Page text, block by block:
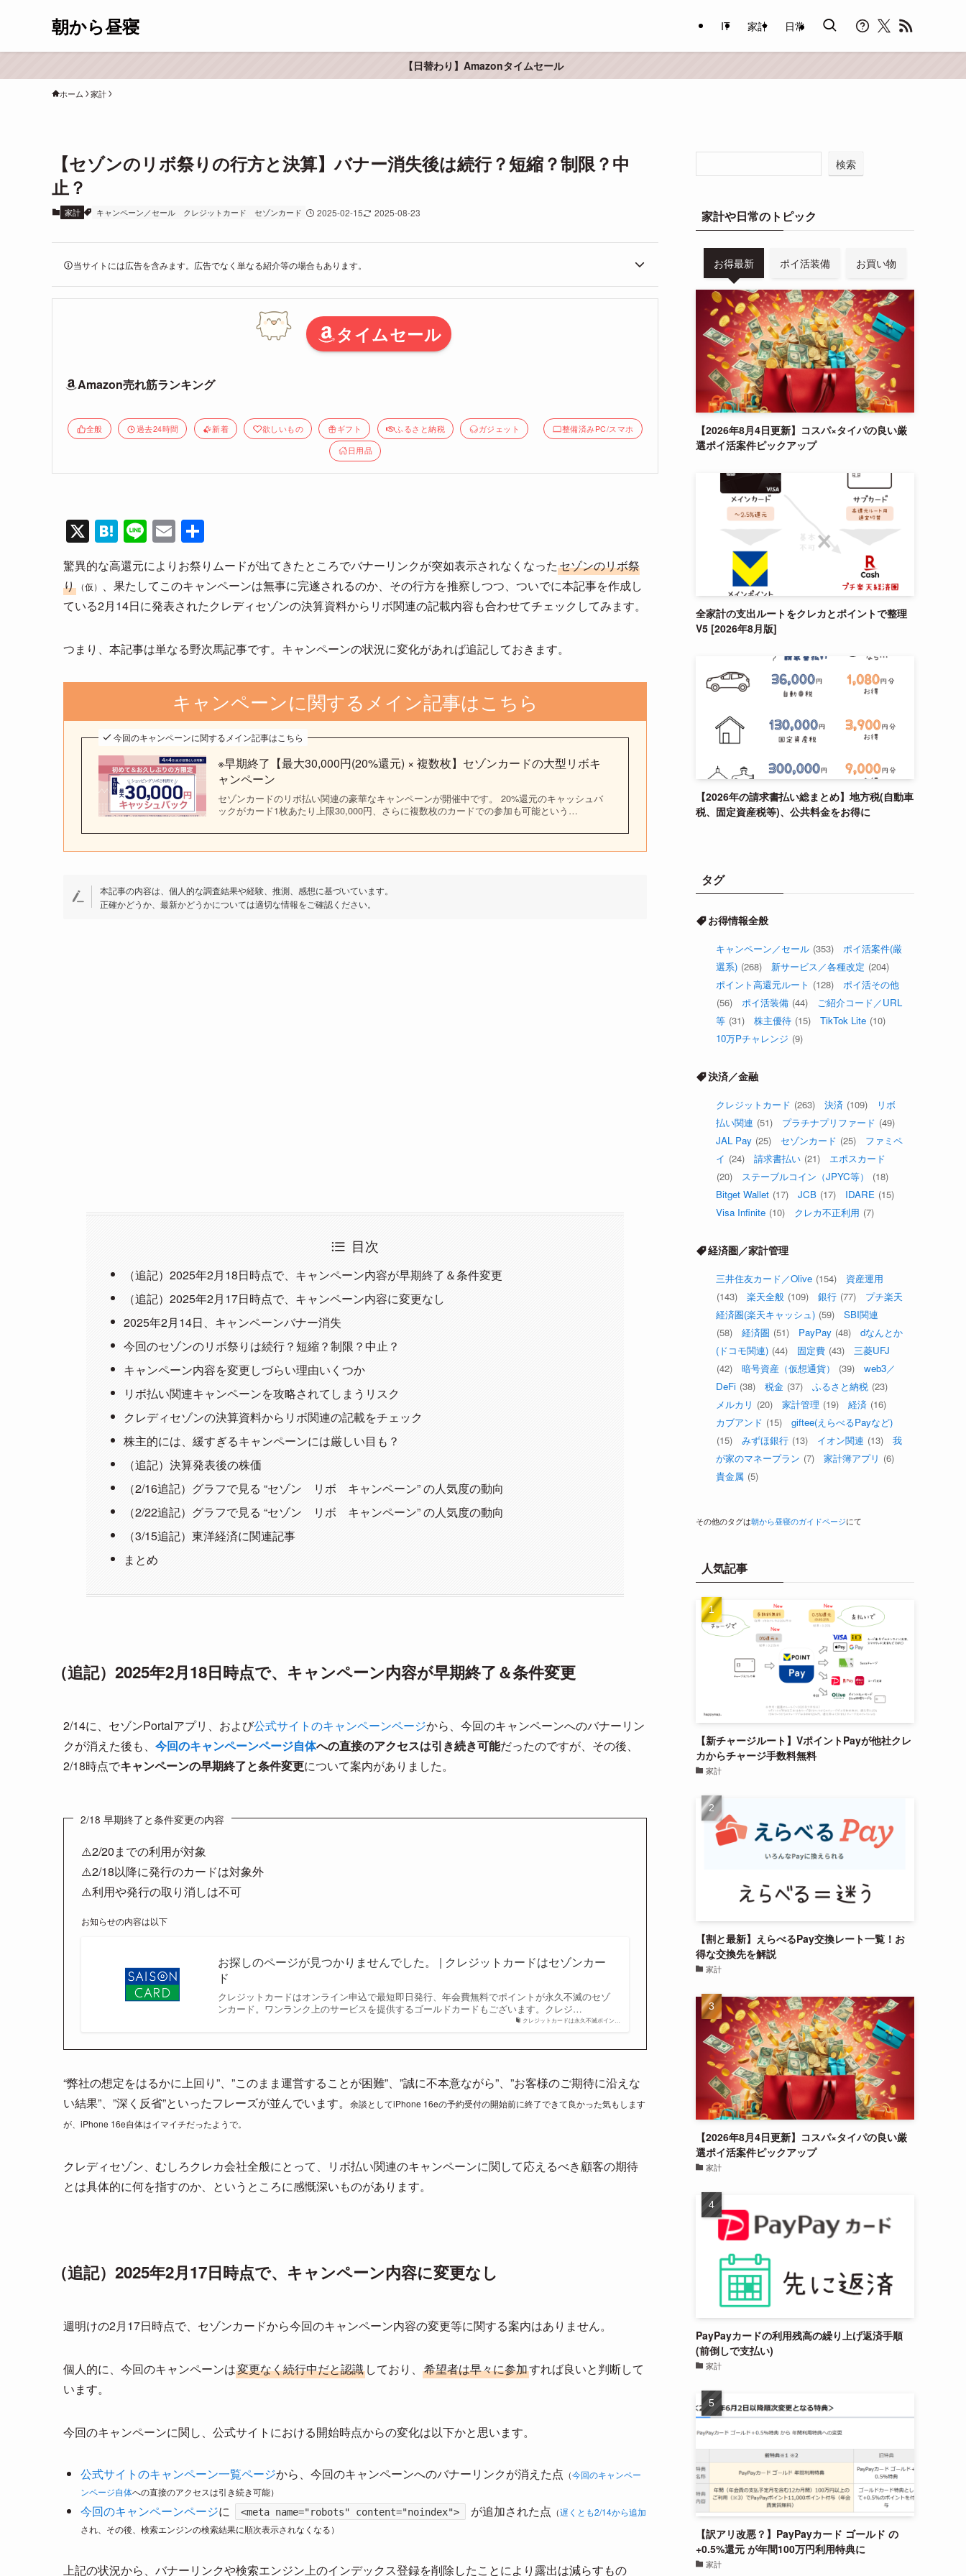
朝から昼寝 IT 家計 日常
【日替わり】Amazonタイムセール
ホーム 家計
【セゾンのリボ祭りの行方と決算】バナー消失後は続行？短縮？制限？中
止？
家計 キャンペーン／セール クレジットカード セゾンカード 2025-02-15 2025-08-23
当サイトには広告を含みます。広告でなく単なる紹介等の場合もあります。
タイムセール
Amazon売れ筋ランキング
全般 過去24時間 新着 欲しいもの ギフト ふるさと納税 ガジェット 整備済みPC/スマホ
日用品
X H
at
e
n
Li
n
e
E
m
ail
有
驚異的な高還元によりお祭りムードが出てきたところでバナーリンクが突如表示されなくなったセゾンのリボ祭
り （仮） 、果たしてこのキャンペーンは無事に完遂されるのか、その行方を推察しつつ、ついでに本記事を作成し
ている2月14日に発表されたクレディセゾンの決算資料からリボ関連の記載内容も合わせてチェックしてみます。
つまり、本記事は単なる野次馬記事です。キャンペーンの状況に変化があれば追記しておきます。
キャンペーンに関するメイン記事はこちら
今回のキャンペーンに関するメイン記事はこちら
※早期終了【最大30,000円(20%還元) × 複数枚】セゾンカードの大型リボキ
ャンペーン
セゾンカードのリボ払い関連の豪華なキャンペーンが開催中です。 20%還元のキャッシュバ
ックがカード1枚あたり上限30,000円、さらに複数枚のカードでの参加も可能という…
本記事の内容は、個人的な調査結果や経験、推測、感想に基づいています。
正確かどうか、最新かどうかについては適切な情報をご確認ください。
目次
（追記）2025年2月18日時点で、キャンペーン内容が早期終了＆条件変更
（追記）2025年2月17日時点で、キャンペーン内容に変更なし
2025年2月14日、キャンペーンバナー消失
今回のセゾンのリボ祭りは続行？短縮？制限？中止？
キャンペーン内容を変更しづらい理由いくつか
リボ払い関連キャンペーンを攻略されてしまうリスク
クレディセゾンの決算資料からリボ関連の記載をチェック
株主的には、緩すぎるキャンペーンには厳しい目も？
（追記）決算発表後の株価
（2/16追記）グラフで見る “セゾン リボ キャンペーン” の人気度の動向
（2/22追記）グラフで見る “セゾン リボ キャンペーン” の人気度の動向
（3/15追記）東洋経済に関連記事
まとめ
（追記）2025年2月18日時点で、キャンペーン内容が早期終了＆条件変更
2/14に、セゾンPortalアプリ、および公式サイトのキャンペーンページから、今回のキャンペーンへのバナーリン
クが消えた後も、 今回のキャンペーンページ自体への直接のアクセスは引き続き可能だったのですが、その後、
2/18時点でキャンペーンの早期終了と条件変更について案内がありました。
2/18 早期終了と条件変更の内容
⚠️2/20までの利用が対象
⚠️2/18以降に発行のカードは対象外
⚠️利用や発行の取り消しは不可
お知らせの内容は以下
クレジットカードは永久不滅ポイン…
お探しのページが見つかりませんでした。 | クレジットカードはセゾンカー
ド
クレジットカードはオンライン申込で最短即日発行、年会費無料でポイントが永久不滅のセゾ
ンカード。ワンランク上のサービスを提供するゴールドカードもございます。クレジ…
“弊社の想定をはるかに上回り”、”このまま運営することが困難”、”誠に不本意ながら”、”お客様のご期待に沿えな
い結果”、”深く反省”といったフレーズが並んでいます。
余談としてiPhone 16eの予約受付の開始前に終了できて良かった気もします
が、iPhone 16e自体はイマイチだったようで。
クレディセゾン、むしろクレカ会社全般にとって、リボ払い関連のキャンペーンに関して応えるべき顧客の期待
とは具体的に何を指すのか、というところに感慨深いものがあります。
（追記）2025年2月17日時点で、キャンペーン内容に変更なし
週明けの2月17日時点で、セゾンカードから今回のキャンペーン内容の変更等に関する案内はありません。
個人的に、今回のキャンペーンは変更なく続行中だと認識 しており、 希望者は早々に参加すれば良いと判断して
います。
今回のキャンペーンに関し、公式サイトにおける開始時点からの変化は以下かと思います。
公式サイトのキャンペーン一覧ページから、今回のキャンペーンへのバナーリンクが消えた点 （今回のキャンペー
ンページ自体への直接のアクセスは引き続き可能）
今回のキャンペーンページに <meta name="robots" content="noindex"> が追加された点 （遅くとも2/14から追加
され、その後、検索エンジンの検索結果に順次表示されなくなる）
上記の状況から、バナーリンクや検索エンジン上のインデックス登録を削除したことにより露出は減らすもの
検索
家計や日常のトピック
お得最新 ポイ活装備 お買い物
【2026年8月4日更新】コスパ×タイパの良い厳
選ポイ活案件ピックアップ
全家計の支出ルートをクレカとポイントで整理
V5 [2026年8月版]
【2026年の請求書払い総まとめ】地方税(自動車
税、固定資産税等)、公共料金をお得に
タグ
お得情報全般
キャンペーン／セール (353)
ポイ活案件(厳
選系) (268) 新サービス／各種改定 (204)
ポイント高還元ルート (128)
ポイ活その他
(56)
ポイ活装備 (44)
ご紹介コード／URL
等 (31) 株主優待 (15) TikTok Lite (10)
10万Pチャレンジ (9)
決済／金融
クレジットカード (263) 決済 (109)
リボ
払い関連 (51) プラチナプリファード (49)
JAL Pay (25) セゾンカード (25)
ファミペ
イ (24) 請求書払い (21)
エポスカード
(20)
ステーブルコイン（JPYC等）
(18)
Bitget Wallet (17) JCB (17) IDARE (15)
Visa Infinite (10) クレカ不正利用 (7)
経済圏／家計管理
三井住友カード／Olive (154)
資産運用
(143)
楽天全般 (109) 銀行 (77)
プチ楽天
経済圏(楽天キャッシュ) (59)
SBI関連
(58)
経済圏 (51) PayPay (48)
dなんとか
(ドコモ関連) (44) 固定費 (43)
三菱UFJ
(42)
暗号資産（仮想通貨） (39)
web3／
DeFi (38) 税金 (37) ふるさと納税 (23)
メルカリ (20) 家計管理 (19) 経済 (16)
カブアンド (15)
giftee(えらべるPayなど)
(15)
みずほ銀行 (13) イオン関連 (13)
我
が家のマネープラン (7) 家計簿アプリ (6)
貴金属 (5)
その他のタグは朝から昼寝のガイドページにて
人気記事
【新チャージルート】VポイントPayが他社クレ
カからチャージ手数料無料
家計
【割と最新】えらべるPay交換レート一覧！お
得な交換先を解説
家計
【2026年8月4日更新】コスパ×タイパの良い厳
選ポイ活案件ピックアップ
家計
PayPayカードの利用残高の繰り上げ返済手順
(前倒しで支払い)
家計
【訳アリ改悪？】PayPayカード ゴールド の
+0.5%還元 が年間100万円利用特典に
家計